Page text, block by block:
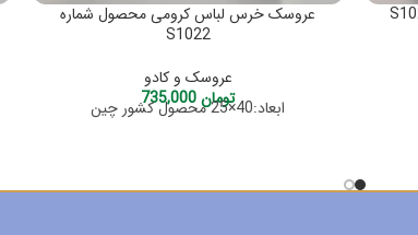
عروسک خرس لباس کرومی محصول شماره
S1022
عروسک و کادو
تومان735,000 ابعاد:40×25 محصول کشور چین